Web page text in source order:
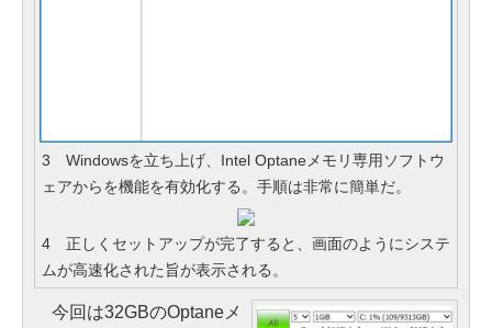
3 Windowsを立ち上げ、Intel Optaneメモリ専用ソフトウ
ェアからを機能を有効化する。手順は非常に簡単だ。
4 正しくセットアップが完了すると、画面のようにシステ
ムが高速化された旨が表示される。
今回は32GBのOptaneメ